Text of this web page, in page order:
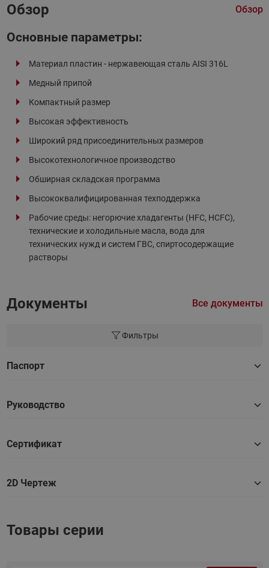
Обзор Обзор
Основные параметры:
Материал пластин - нержавеющая сталь AISI 316L
Медный припой
Компактный размер
Высокая эффективность
Широкий ряд присоединительных размеров
Высокотехнологичное производство
Обширная складская программа
Высококвалифицированная техподдержка
Рабочие среды: негорючие хладагенты (HFC, HCFC),
технические и холодильные масла, вода для
технических нужд и систем ГВС, спиртосодержащие
растворы
Документы Все документы
Фильтры
Паспорт
Руководство
Сертификат
2D Чертеж
Товары серии